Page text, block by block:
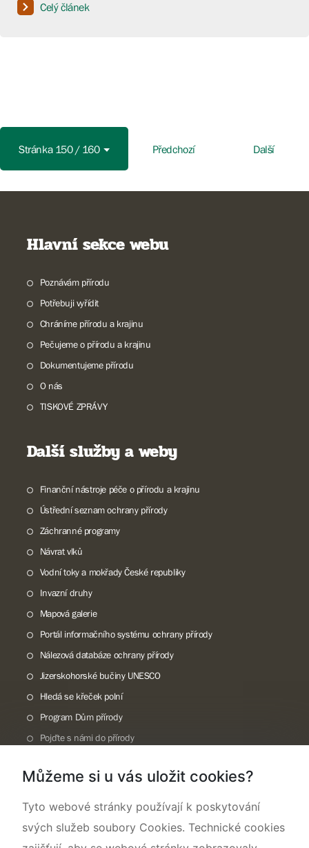
Celý článek
Stránka 150 / 160 Předchozí Další
Hlavní sekce webu
Poznávám přírodu
Potřebuji vyřídit
Chráníme přírodu a krajinu
Pečujeme o přírodu a krajinu
Dokumentujeme přírodu
O nás
TISKOVÉ ZPRÁVY
Další služby a weby
Finanční nástroje péče o přírodu a krajinu
Ústřední seznam ochrany přírody
Záchranné programy
Návrat vlků
Vodní toky a mokřady České republiky
Invazní druhy
Mapová galerie
Portál informačního systému ochrany přírody
Nálezová databáze ochrany přírody
Jizerskohorské bučiny UNESCO
Hledá se křeček polní
Program Dům přírody
Pojďte s námi do přírody
Rok CHKO pod záštitou České komise pro UNESCO
Můžeme si u vás uložit cookies?
Tyto webové stránky používají k poskytování
svých služeb soubory Cookies. Technické cookies